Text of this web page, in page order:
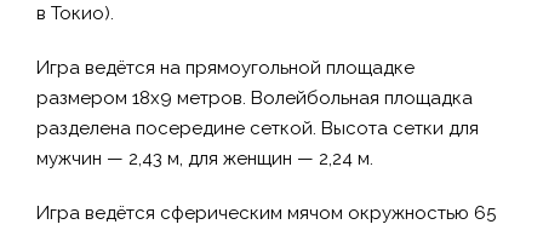
в Токио).
Игра ведётся на прямоугольной площадке
размером 18х9 метров. Волейбольная площадка
разделена посередине сеткой. Высота сетки для
мужчин — 2,43 м, для женщин — 2,24 м.
Игра ведётся сферическим мячом окружностью 65